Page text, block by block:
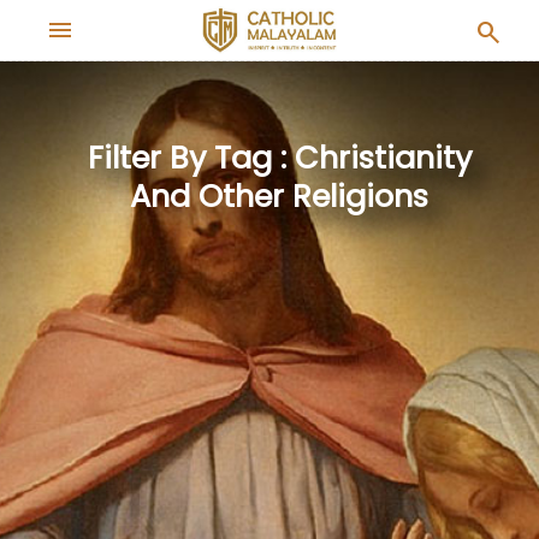
menu search
Filter By Tag : Christianity
And Other Religions